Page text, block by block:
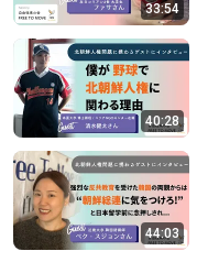
33:54
40:28
44:03